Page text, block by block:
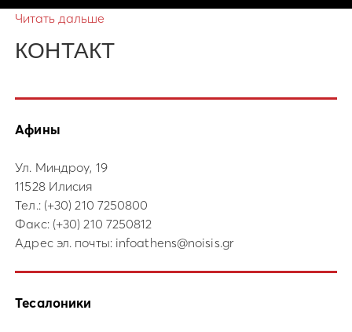
Читать дальше
КОНТАКТ
Афины
Ул. Миндроу, 19
11528 Илисия
Тел.: (+30) 210 7250800
Факс: (+30) 210 7250812
Адрес эл. почты: infoathens@noisis.gr
Тесалоники